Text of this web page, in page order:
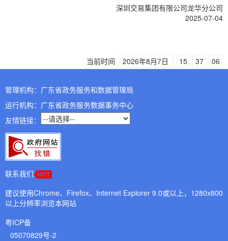
深圳交易集团有限公司龙华分公司
2025-07-04
当前时间 2026年8月7日 15 37 06
管理机构：广东省政务服务和数据管理局
运行机构：广东省政务服务数据事务中心
友情链接：
联系我们
建议使用Chrome、Firefox、Internet Explorer 9.0或以上，1280x800
以上分辨率浏览本网站
粤ICP备
05070829号-2